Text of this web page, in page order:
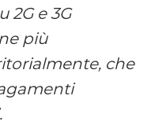
2G e 3G
più
che